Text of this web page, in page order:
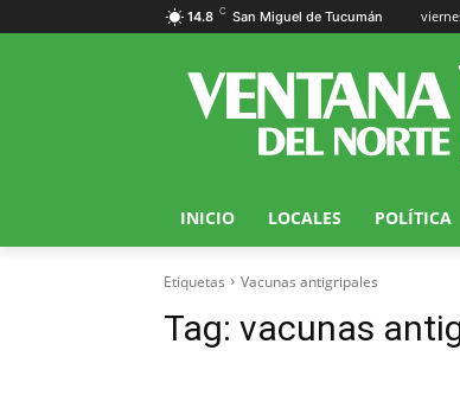
14.8 C San Miguel de Tucumán
INICIO LOCALES POLÍTICA
Etiquetas Vacunas antigripales
Tag: vacunas